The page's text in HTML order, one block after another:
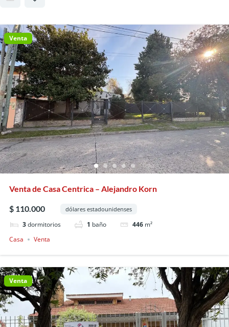
Venta
Venta de Casa Centrica – Alejandro Korn
$ 110.000 dólares estadounidenses
3dormitorios 1 baño 446 m²
Casa
Venta
Venta